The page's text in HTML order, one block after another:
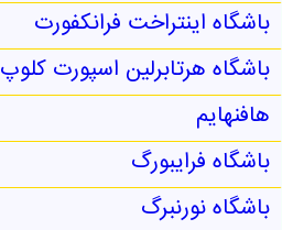
باشگاه اینتراخت فرانکفورت
باشگاه هرتابرلین اسپورت کلوپ
هافنهایم
باشگاه فرایبورگ
باشگاه نورنبرگ